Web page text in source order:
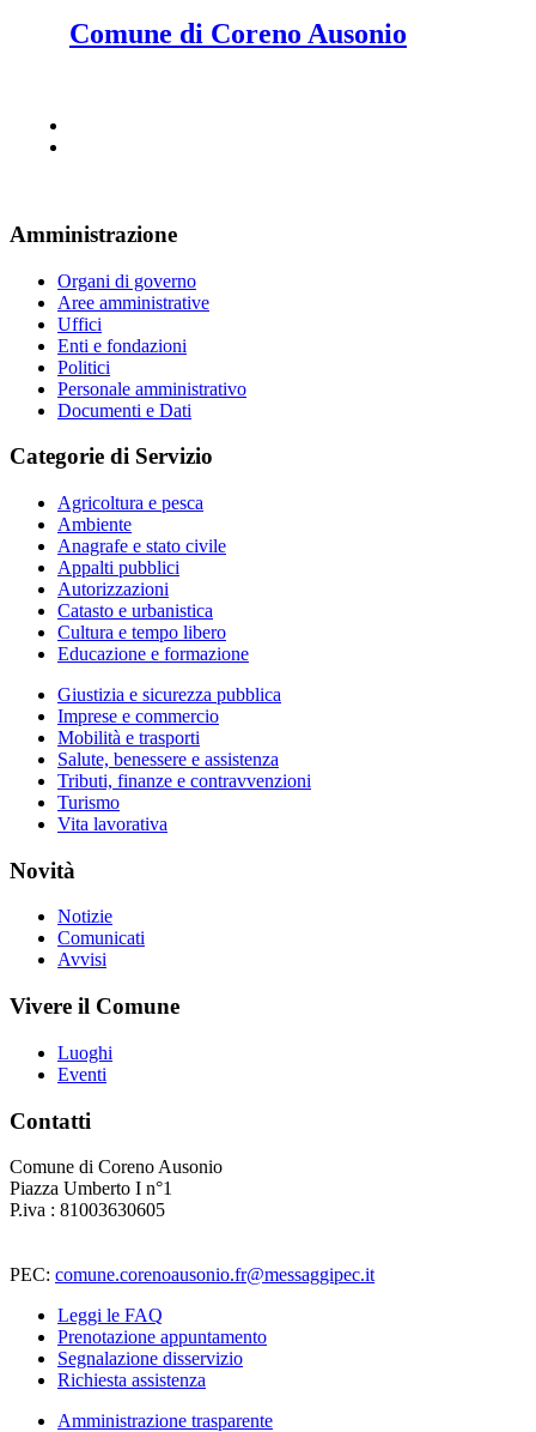
Comune di Coreno Ausonio
Amministrazione
Organi di governo
Aree amministrative
Uffici
Enti e fondazioni
Politici
Personale amministrativo
Documenti e Dati
Categorie di Servizio
Agricoltura e pesca
Ambiente
Anagrafe e stato civile
Appalti pubblici
Autorizzazioni
Catasto e urbanistica
Cultura e tempo libero
Educazione e formazione
Giustizia e sicurezza pubblica
Imprese e commercio
Mobilità e trasporti
Salute, benessere e assistenza
Tributi, finanze e contravvenzioni
Turismo
Vita lavorativa
Novità
Notizie
Comunicati
Avvisi
Vivere il Comune
Luoghi
Eventi
Contatti
Comune di Coreno Ausonio
Piazza Umberto I n°1
P.iva : 81003630605
PEC: comune.corenoausonio.fr@messaggipec.it
Leggi le FAQ
Prenotazione appuntamento
Segnalazione disservizio
Richiesta assistenza
Amministrazione trasparente